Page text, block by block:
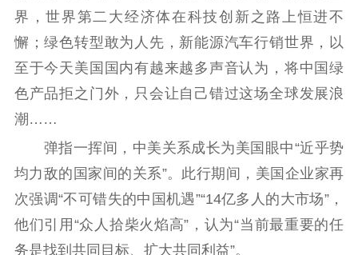
界，世界第二大经济体在科技创新之路上恒进不
懈；绿色转型敢为人先，新能源汽车行销世界，以
至于今天美国国内有越来越多声音认为，将中国绿
色产品拒之门外，只会让自己错过这场全球发展浪
潮……
弹指一挥间，中美关系成长为美国眼中“近乎势
均力敌的国家间的关系”。此行期间，美国企业家再
次强调“不可错失的中国机遇”“14亿多人的大市场”，
他们引用“众人拾柴火焰高”，认为“当前最重要的任
务是找到共同目标、扩大共同利益”。